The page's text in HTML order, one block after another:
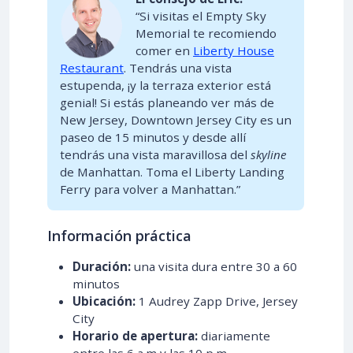
“Si visitas el Empty Sky
Memorial te recomiendo
comer en Liberty House
Restaurant. Tendrás una vista
estupenda, ¡y la terraza exterior está
genial! Si estás planeando ver más de
New Jersey, Downtown Jersey City es un
paseo de 15 minutos y desde allí
tendrás una vista maravillosa del skyline
de Manhattan. Toma el Liberty Landing
Ferry para volver a Manhattan.”
Información práctica
Duración: una visita dura entre 30 a 60
minutos
Ubicación: 1 Audrey Zapp Drive, Jersey
City
Horario de apertura: diariamente